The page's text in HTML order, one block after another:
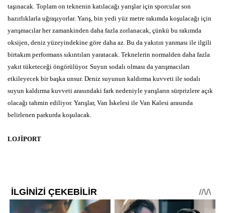
taşınacak. Toplam on teknenin katılacağı yarışlar için sporcular son
hazırlıklarla uğraşıyorlar. Yarış, bin yedi yüz metre rakımda koşulacağı için
yarışmacılar her zamankinden daha fazla zorlanacak, çünkü bu rakımda
oksijen, deniz yüzeyindekine göre daha az. Bu da yakıtın yanması ile ilgili
birtakım performans sıkıntıları yaratacak. Teknelerin normalden daha fazla
yakıt tüketeceği öngörülüyor. Suyun sodalı olması da yarışmacıları
etkileyecek bir başka unsur. Deniz suyunun kaldırma kuvveti ile sodalı
suyun kaldırma kuvveti arasındaki fark nedeniyle yarışların sürprizlere açık
olacağı tahmin ediliyor. Yarışlar, Van İskelesi ile Van Kalesi arasında
belirlenen parkurda koşulacak.
LOJİPORT